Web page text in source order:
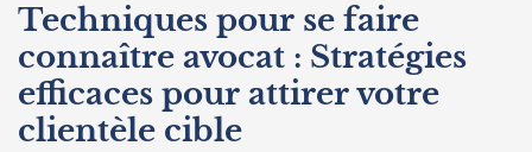
Techniques pour se faire
connaître avocat : Stratégies
efficaces pour attirer votre
clientèle cible